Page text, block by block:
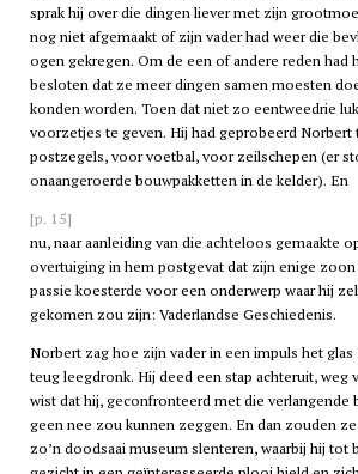
sprak hij over die dingen liever met zijn
nog niet afgemaakt of zijn vader had weer die
ogen gekregen. Om de een of andere reden had
besloten dat ze meer dingen samen moesten
konden worden. Toen dat niet zo eentweedrie
voorzetjes te geven. Hij had geprobeerd
postzegels, voor voetbal, voor zeilschepen (er
onaangeroerde bouwpakketten in de kelder). En
[p. 15]
nu, naar aanleiding van die achteloos gemaakte
overtuiging in hem postgevat dat zijn enige
passie koesterde voor een onderwerp waar hij
gekomen zou zijn: Vaderlandse Geschiedenis.
Norbert zag hoe zijn vader in een impuls het glas
teug leegdronk. Hij deed een stap achteruit, weg
wist dat hij, geconfronteerd met die verlangende
geen nee zou kunnen zeggen. En dan zouden
zo’n doodsaai museum slenteren, waarbij hij tot